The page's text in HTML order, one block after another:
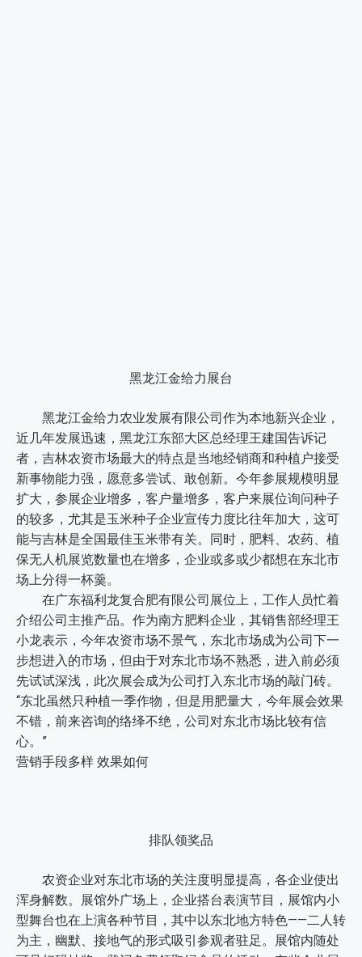
黑龙江金给力展台
黑龙江金给力农业发展有限公司作为本地新兴企业，
近几年发展迅速，黑龙江东部大区总经理王建国告诉记
者，吉林农资市场最大的特点是当地经销商和种植户接受
新事物能力强，愿意多尝试、敢创新。今年参展规模明显
扩大，参展企业增多，客户量增多，客户来展位询问种子
的较多，尤其是玉米种子企业宣传力度比往年加大，这可
能与吉林是全国最佳玉米带有关。同时，肥料、农药、植
保无人机展览数量也在增多，企业或多或少都想在东北市
场上分得一杯羹。
在广东福利龙复合肥有限公司展位上，工作人员忙着
介绍公司主推产品。作为南方肥料企业，其销售部经理王
小龙表示，今年农资市场不景气，东北市场成为公司下一
步想进入的市场，但由于对东北市场不熟悉，进入前必须
先试试深浅，此次展会成为公司打入东北市场的敲门砖。
“东北虽然只种植一季作物，但是用肥量大，今年展会效果
不错，前来咨询的络绎不绝，公司对东北市场比较有信
心。”
营销手段多样 效果如何
排队领奖品
农资企业对东北市场的关注度明显提高，各企业使出
浑身解数。展馆外广场上，企业搭台表演节目，展馆内小
型舞台也在上演各种节目，其中以东北地方特色——二人转
为主，幽默、接地气的形式吸引参观者驻足。展馆内随处